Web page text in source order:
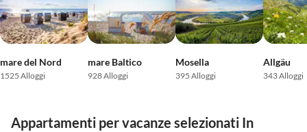
mare del Nord
1525 Alloggi
mare Baltico
928 Alloggi
Mosella
395 Alloggi
Allgäu
343 Alloggi
Appartamenti per vacanze selezionati In